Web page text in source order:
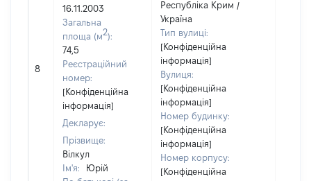
8
16.11.2003
Загальна
площа (м2):
74,5
Реєстраційний
номер:
[Конфіденційна
інформація]
Декларує:
Прізвище:
Вілкул
Ім'я:
Юрій
Республіка Крим /
Україна
Тип вулиці:
[Конфіденційна
інформація]
Вулиця:
[Конфіденційна
інформація]
Номер будинку:
[Конфіденційна
інформація]
Номер корпусу:
[Конфіденційна